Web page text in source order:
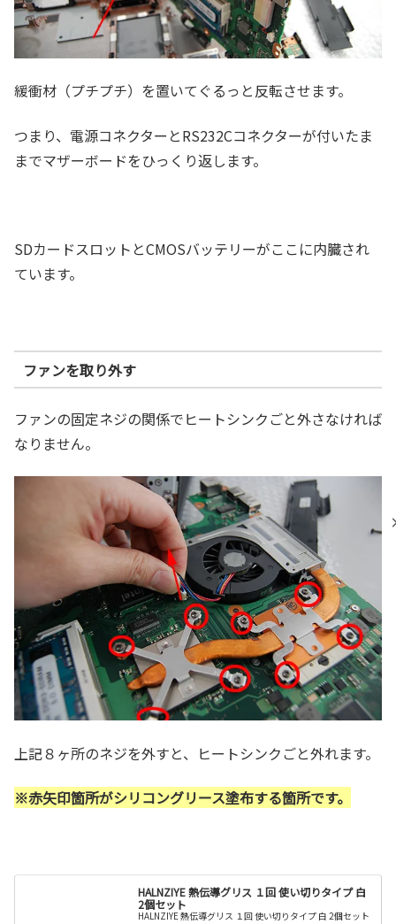
緩衝材（プチプチ）を置いてぐるっと反転させます。
つまり、電源コネクターとRS232Cコネクターが付いたま
までマザーボードをひっくり返します。
SDカードスロットとCMOSバッテリーがここに内臓され
ています。
ファンを取り外す
ファンの固定ネジの関係でヒートシンクごと外さなければ
なりません。
上記８ヶ所のネジを外すと、ヒートシンクごと外れます。
※赤矢印箇所がシリコングリース塗布する箇所です。
HALNZIYE 熱伝導グリス １回 使い切りタイプ 白
2個セット
HALNZIYE 熱伝導グリス １回 使い切りタイプ 白 2個セット